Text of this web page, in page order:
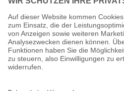
Social Media
Facebook
Instagram